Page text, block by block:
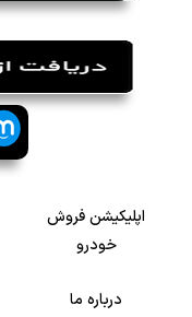
اپلیکیشن فروش
خودرو
درباره ما